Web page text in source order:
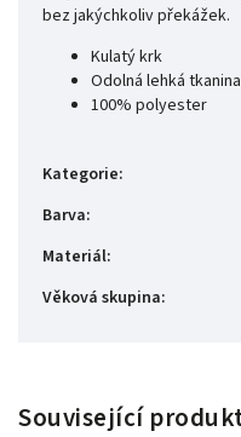
bez jakýchkoliv překážek.
Kulatý krk
Odolná lehká tkanina
100% polyester
Kategorie:
Barva:
Materiál:
Věková skupina:
Související